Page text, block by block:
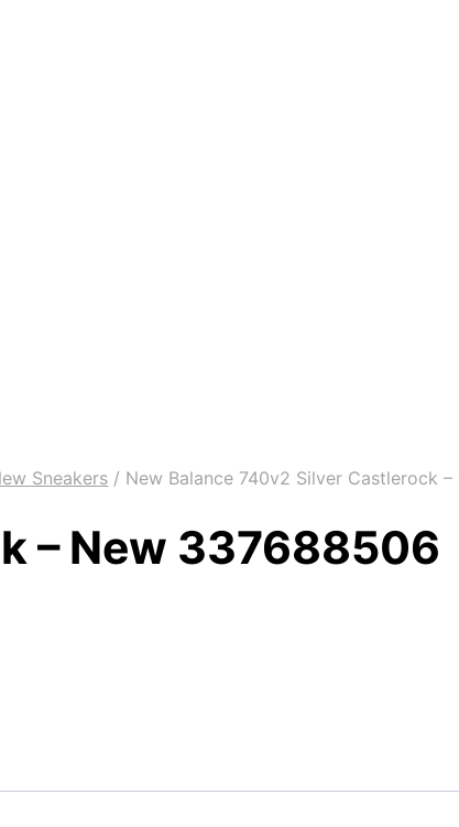
Sneakers / New Balance 740v2 Silver Castlerock
– New 337688506